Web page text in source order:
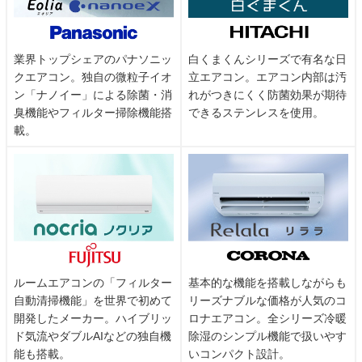
業界トップシェアのパナソニッ
クエアコン。独自の微粒子イオ
ン「ナノイー」による除菌・消
臭機能やフィルター掃除機能搭
載。
白くまくんシリーズで有名な日
立エアコン。エアコン内部は汚
れがつきにくく防菌効果が期待
できるステンレスを使用。
ルームエアコンの「フィルター
自動清掃機能」を世界で初めて
開発したメーカー。ハイブリッ
ド気流やダブルAIなどの独自機
能も搭載。
基本的な機能を搭載しながらも
リーズナブルな価格が人気のコ
ロナエアコン。全シリーズ冷暖
除湿のシンプル機能で扱いやす
いコンパクト設計。